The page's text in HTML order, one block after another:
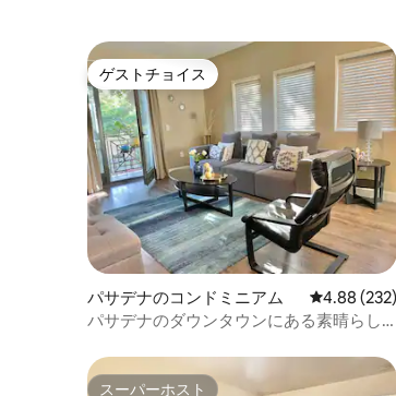
ゲストチョイス
ゲストチョイス
パサデナのコンドミニアム レビュー
4.88 (232)
パサデナのダウンタウンにある素晴らし
スーパーホスト